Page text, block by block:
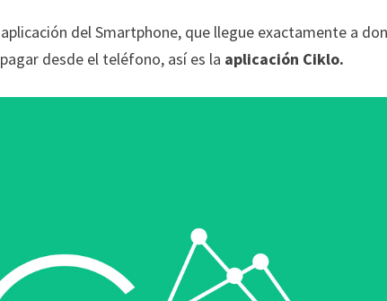
del Smartphone, que llegue exactamente a
desde el teléfono, así es la aplicación Ciklo.